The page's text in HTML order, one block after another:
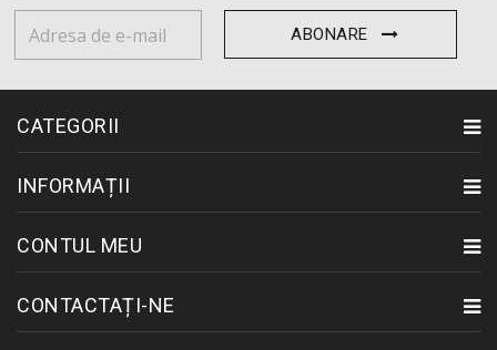
ABONARE
CATEGORII
INFORMAȚII
CONTUL MEU
CONTACTAȚI-NE